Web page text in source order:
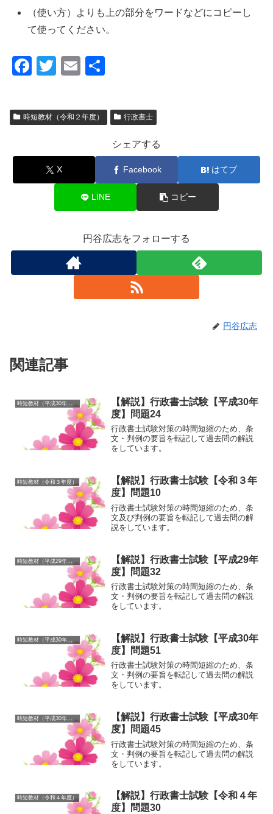
（使い方）よりも上の部分をワードなどにコピーし
て使ってください。
F
c
e
o
o
T
tt
er
E
ail
時短教材（令和２年度） 行政書士
シェアする
X Facebook はてブ
LINE コピー
円谷広志をフォローする
円谷広志
関連記事
時短教材（平成30年度）
【解説】行政書士試験【平成30年
度】問題24
行政書士試験対策の時間短縮のため、条
文・判例の要旨を転記して過去問の解説
をしています。
時短教材（令和３年度）
【解説】行政書士試験【令和３年
度】問題10
行政書士試験対策の時間短縮のため、条
文及び判例の要旨を転記して過去問の解
説をしています。
【解説】行政書士試験【平成29年
度】問題32
行政書士試験対策の時間短縮のため、条
文・判例の要旨を転記して過去問の解説
をしています。
【解説】行政書士試験【平成30年
度】問題51
行政書士試験対策の時間短縮のため、条
文・判例の要旨を転記して過去問の解説
をしています。
時短教材（平成30年度）
【解説】行政書士試験【平成30年
度】問題45
行政書士試験対策の時間短縮のため、条
文・判例の要旨を転記して過去問の解説
をしています。
時短教材（令和４年度）
【解説】行政書士試験【令和４年
度】問題30